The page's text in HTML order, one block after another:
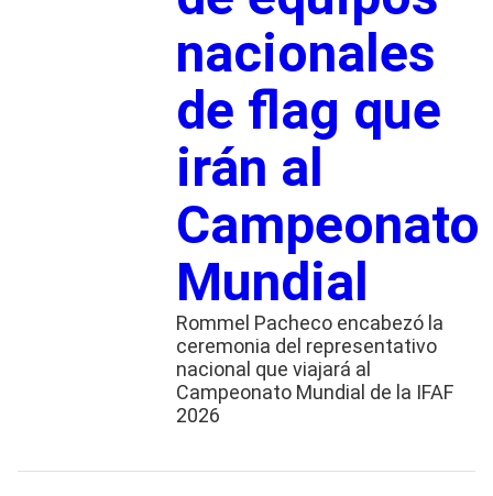
nacionales
de flag que
irán al
Campeonato
Mundial
Rommel Pacheco encabezó la
ceremonia del representativo
nacional que viajará al
Campeonato Mundial de la IFAF
2026